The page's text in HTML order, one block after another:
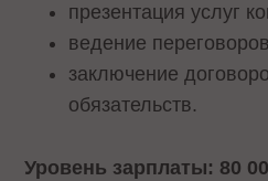
презентация услуг
ведение
заключение
обязательств.
Уровень зарплаты: 80